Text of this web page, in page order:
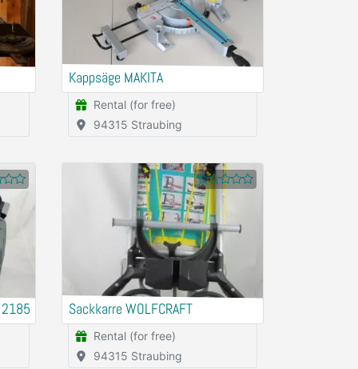
Kappsäge MAKITA
Rental (for free)
94315 Straubing
2185 Sackkarre WOLFCRAFT
Rental (for free)
94315 Straubing